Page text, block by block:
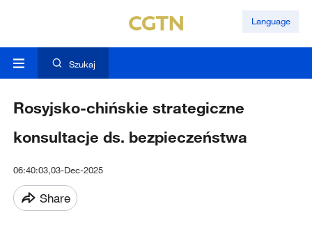
Language
Szukaj
Rosyjsko-chińskie strategiczne
konsultacje ds. bezpieczeństwa
06:40:03,03-Dec-2025
Share